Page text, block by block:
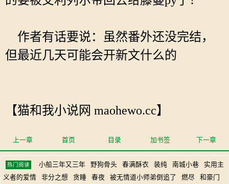
作者有话要说：虽然番外还没完结，
但最近几天可能会开新文什么的
【猫和我小说网 maohewo.cc】
上一章 首页 目录 加书签 下一章
热门阅读 小船三年又三年 野狗骨头 春满酥衣 装纯 南城小巷
实用主
义者的爱情
非分之想 贪睡 春夜 被无情道小师弟倒追了 燃尽 和豪门